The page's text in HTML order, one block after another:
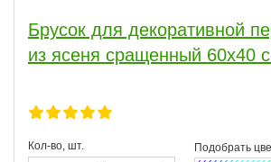
Брусок для декоративной
из ясеня сращенный 60х40
Кол-во, шт.